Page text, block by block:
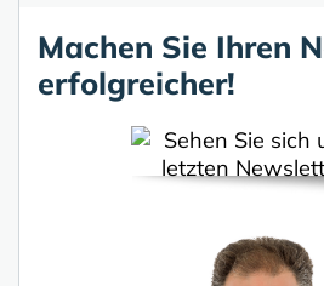
Machen Sie Ihren
erfolgreicher!